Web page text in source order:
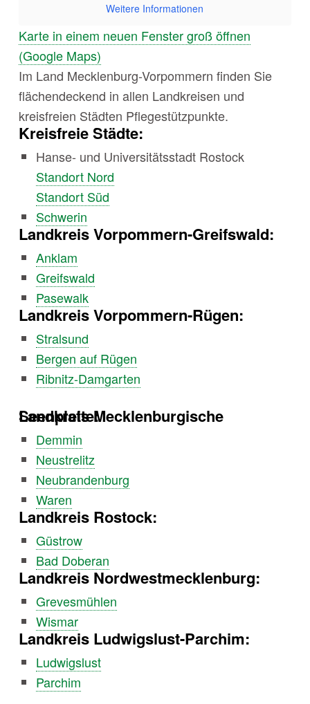
Weitere Informationen
Karte in einem neuen Fenster groß öffnen
(Google Maps)
Im Land Mecklenburg-Vorpommern finden Sie
flächendeckend in allen Landkreisen und
kreisfreien Städten Pflegestützpunkte.
Kreisfreie Städte:
Hanse- und Universitätsstadt Rostock
Standort Nord
Standort Süd
Schwerin
Landkreis Vorpommern-Greifswald:
Anklam
Greifswald
Pasewalk
Landkreis Vorpommern-Rügen:
Stralsund
Bergen auf Rügen
Ribnitz-Damgarten
Landkreis Mecklenburgische Seenplatte:
Demmin
Neustrelitz
Neubrandenburg
Waren
Landkreis Rostock:
Güstrow
Bad Doberan
Landkreis Nordwestmecklenburg:
Grevesmühlen
Wismar
Landkreis Ludwigslust-Parchim:
Ludwigslust
Parchim